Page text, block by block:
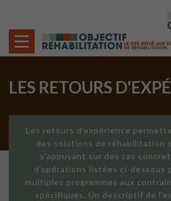
LES RETOURS
Les retours d'expérience
des solutions de réhabilitation
s'appuyant sur des cas
d'opérations listées ci-dessous
multiples programmes aux
spécifiques. Un descriptif de